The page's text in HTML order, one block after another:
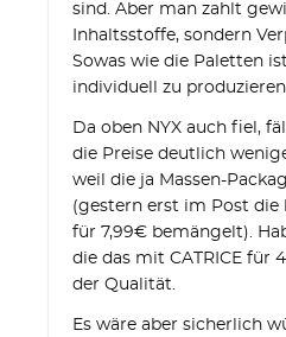
sind. Aber man zahlt
Inhaltsstoffe, sondern
Sowas wie die Paletten
individuell zu
Da oben NYX auch fiel,
die Preise deutlich
weil die ja Massen-
(gestern erst im Post die
für 7,99€ bemängelt).
die das mit CATRICE für
der Qualität.
Es wäre aber sicherlich